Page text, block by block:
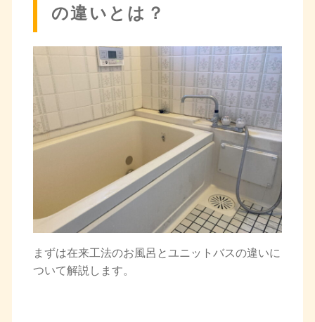
の違いとは？
まずは在来工法のお風呂とユニットバスの違いに
ついて解説します。